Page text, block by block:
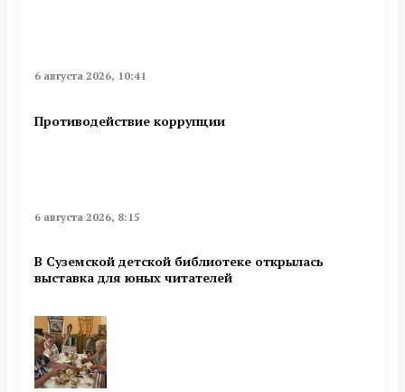
6 августа 2026, 10:41
Противодействие коррупции
6 августа 2026, 8:15
В Суземской детской библиотеке открылась
выставка для юных читателей